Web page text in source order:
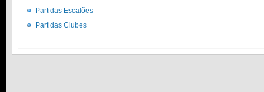
Partidas Escalões
Partidas Clubes